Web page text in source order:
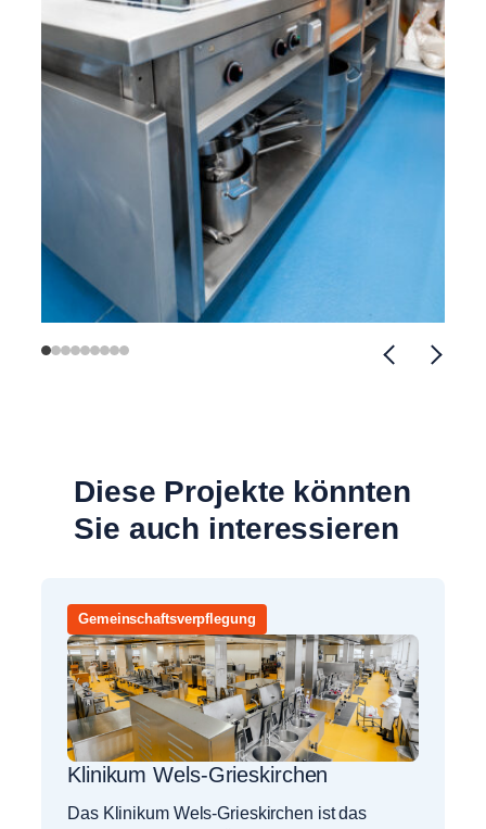
Diese Projekte könnten
Sie auch interessieren
Gemeinschaftsverpflegung
Klinikum Wels-Grieskirchen
Das Klinikum Wels-Grieskirchen ist das